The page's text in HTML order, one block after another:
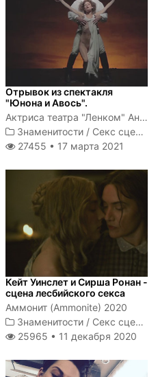
Отрывок из спектакля
"Юнона и Авось".
Актриса театра "Ленком" Анна Зайкова голышом ходит по сцене
Знаменитости / Секс сцены
27455 • 17 марта 2021
Кейт Уинслет и Сирша Ронан -
сцена лесбийского секса
Аммонит (Ammonite) 2020
Знаменитости / Секс сцены
25965 • 11 декабря 2020